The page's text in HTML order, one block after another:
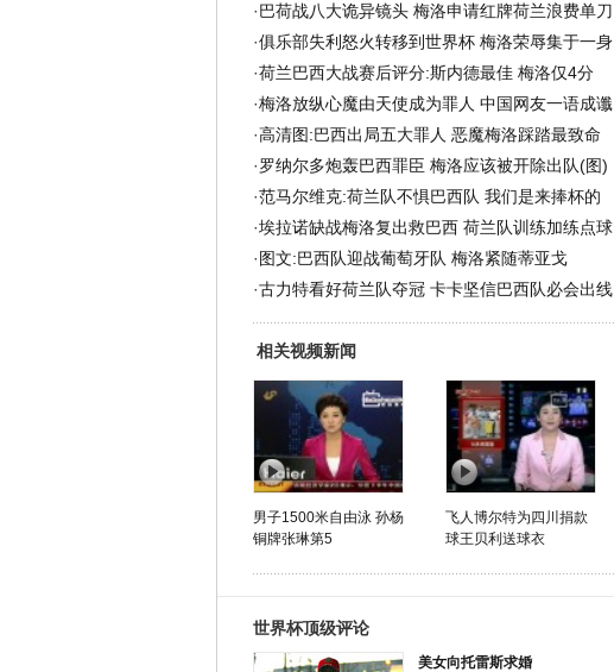
·巴荷战八大诡异镜头 梅洛申请红牌荷兰浪费单刀
·俱乐部失利怒火转移到世界杯 梅洛荣辱集于一身
·荷兰巴西大战赛后评分:斯内德最佳 梅洛仅4分
·梅洛放纵心魔由天使成为罪人 中国网友一语成谶
·高清图:巴西出局五大罪人 恶魔梅洛踩踏最致命
·罗纳尔多炮轰巴西罪臣 梅洛应该被开除出队(图)
·范马尔维克:荷兰队不惧巴西队 我们是来捧杯的
·埃拉诺缺战梅洛复出救巴西 荷兰队训练加练点球
· 图文:巴西队迎战葡萄牙队 梅洛紧随蒂亚戈
·古力特看好荷兰队夺冠 卡卡坚信巴西队必会出线
相关视频新闻
男子1500米自由泳 孙杨
铜牌张琳第5
飞人博尔特为四川捐款
球王贝利送球衣
世界杯顶级评论
美女向托雷斯求婚